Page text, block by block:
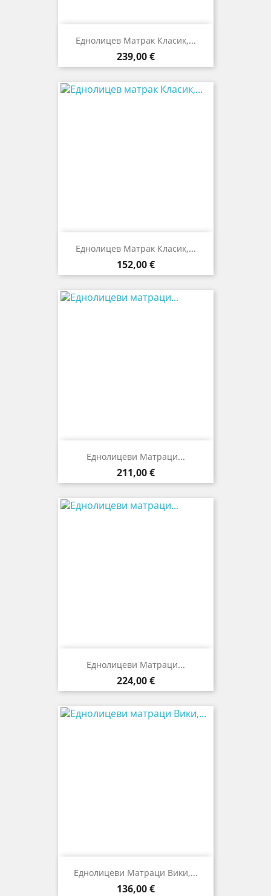
Еднолицев Матрак Класик,...
Цена
239,00 €
Еднолицев Матрак Класик,...
Цена
152,00 €
Еднолицеви Матраци...
Цена
211,00 €
Еднолицеви Матраци...
Цена
224,00 €
Еднолицеви Матраци Вики,...
Цена
136,00 €